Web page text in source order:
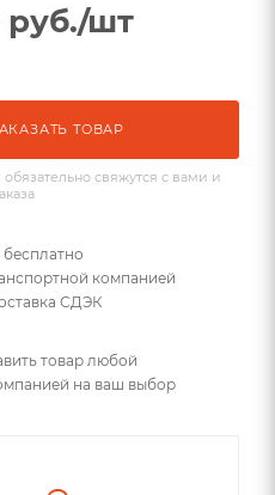
руб./шт
ТОВАР
свяжутся с вами и
компанией
СДЭК
товар любой
на ваш выбор